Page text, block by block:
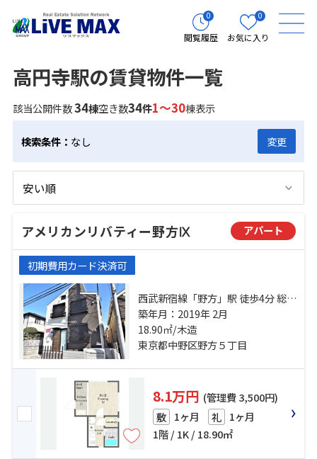
0
閲覧履歴
0
お気に入り
高円寺駅の賃貸物件一覧
該当公開件数34棟空き数34件1～30棟表示
検索条件： なし 変更
アメリカンリバティー野方Ⅸ アパート
初期費用カード決済可
西武新宿線「野方」駅 徒歩4分 総武
線「高円寺」駅 徒歩18分 西武新宿
線「都立家政」駅 徒歩12分
築年月：2019年 2月
18.90㎡/木造
東京都中野区野方５丁目
8.1万円 (管理費 3,500円)
敷 1ヶ月 礼 1ヶ月
1階 / 1K / 18.90㎡